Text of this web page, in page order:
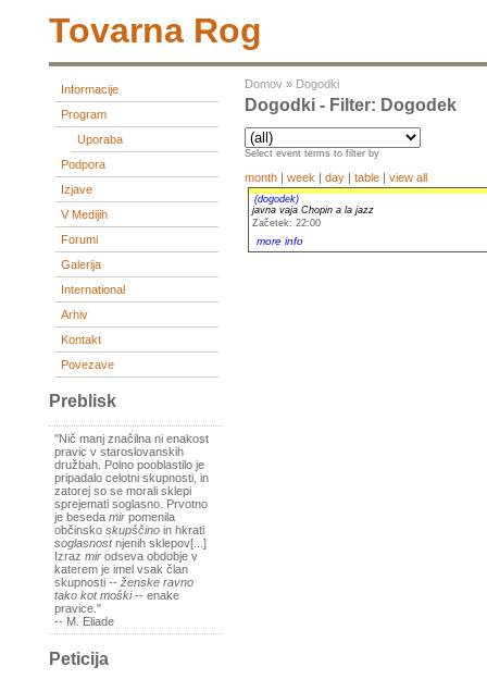
Tovarna Rog
Informacije
Program
Uporaba
Podpora
Izjave
V Medijih
Forumi
Galerija
International
Arhiv
Kontakt
Povezave
Preblisk
"Nič manj značilna ni enakost
pravic v staroslovanskih
družbah. Polno pooblastilo je
pripadalo celotni skupnosti, in
zatorej so se morali sklepi
sprejemati soglasno. Prvotno
je beseda mir pomenila
občinsko skupščino in hkrati
soglasnostnjenih sklepov[...]
Izraz mir odseva obdobje v
katerem je imel vsak član
skupnosti -- ženske ravno
tako kot moški-- enake
pravice."
-- M. Eliade
Peticija
Domov » Dogodki
Dogodki - Filter: Dogodek
Select event terms to filter by
month | week | day | table | view all
(dogodek)
javna vaja Chopin a la jazz
Začetek: 22:00
more info